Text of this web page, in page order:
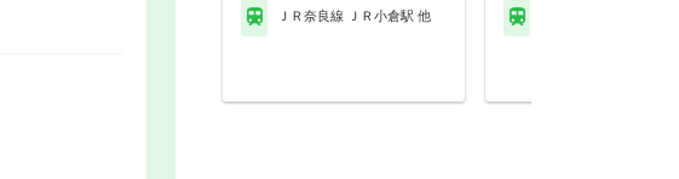
ＪＲ奈良線 ＪＲ小倉駅 他